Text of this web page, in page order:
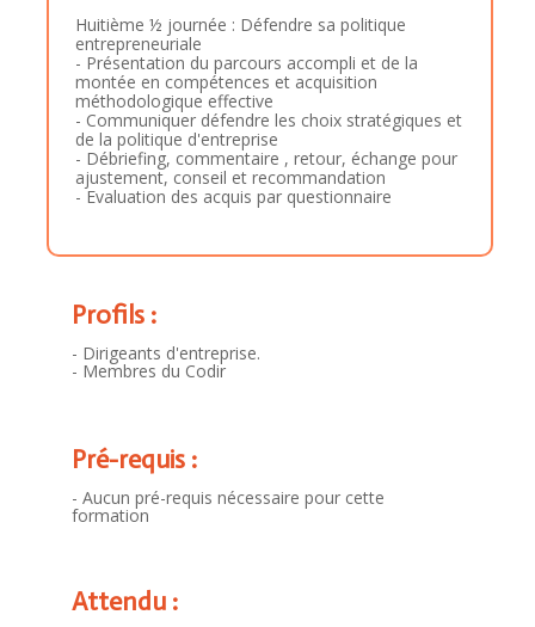
Huitième ½ journée : Défendre sa politique
entrepreneuriale
- Présentation du parcours accompli et de la
montée en compétences et acquisition
méthodologique effective
- Communiquer défendre les choix stratégiques et
de la politique d'entreprise
- Débriefing, commentaire , retour, échange pour
ajustement, conseil et recommandation
- Evaluation des acquis par questionnaire
Profils :
- Dirigeants d'entreprise.
- Membres du Codir
Pré-requis :
- Aucun pré-requis nécessaire pour cette
formation
Attendu :